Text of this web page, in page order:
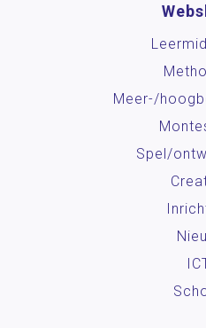
Meer-/
Spel/